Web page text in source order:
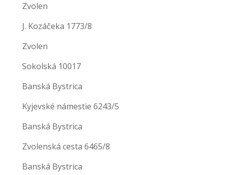
Zvolen
J. Kozáčeka 1773/8
Zvolen
Sokolská 10017
Banská Bystrica
Kyjevské námestie 6243/5
Banská Bystrica
Zvolenská cesta 6465/8
Banská Bystrica